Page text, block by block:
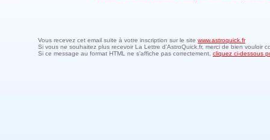
Vous recevez cet email suite à votre inscription sur le site www.astroquick.fr
Si vous ne souhaitez plus recevoir La Lettre d'AstroQuick.fr, merci de bien vouloir
Si ce message au format HTML ne s'affiche pas correctement, cliquez ci-dessous